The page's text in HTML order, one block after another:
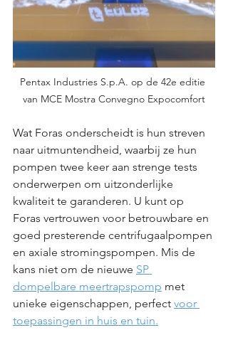
Pentax Industries S.p.A. op de 42e editie
van MCE Mostra Convegno Expocomfort
Wat Foras onderscheidt is hun streven
naar uitmuntendheid, waarbij ze hun
pompen twee keer aan strenge tests
onderwerpen om uitzonderlijke
kwaliteit te garanderen. U kunt op
Foras vertrouwen voor betrouwbare en
goed presterende centrifugaalpompen
en axiale stromingspompen. Mis de
kans niet om de nieuwe SP
dompelbare meertrapspomp met
unieke eigenschappen, perfect voor
toepassingen in huis en tuin.